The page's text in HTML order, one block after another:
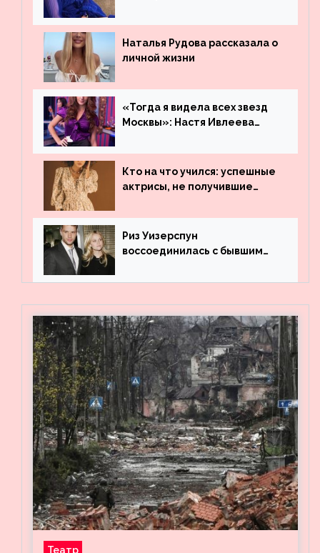
Наталья Рудова рассказала о
личной жизни
«Тогда я видела всех звезд
Москвы»: Настя Ивлеева
популярности и выложила
архивные фото
Кто на что учился: успешные
актрисы, не получившие
Риз Уизерспун
воссоединилась с бывшим
Театр